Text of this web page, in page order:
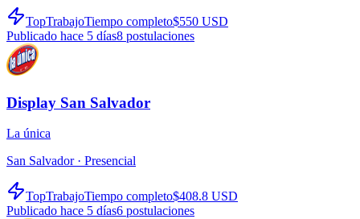
TopTrabajoTiempo completo$550 USD
Publicado hace 5 días8 postulaciones
Display San Salvador
La única
San Salvador · Presencial
TopTrabajoTiempo completo$408.8 USD
Publicado hace 5 días6 postulaciones